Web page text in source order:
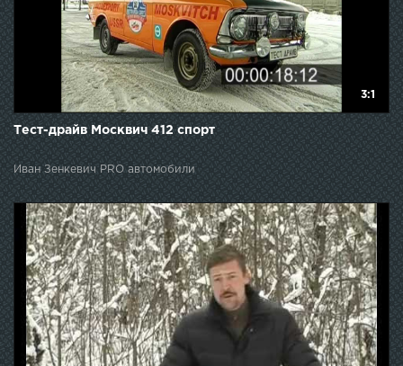
3:1
Тест-драйв Москвич 412 спорт
Иван Зенкевич PRO автомобили